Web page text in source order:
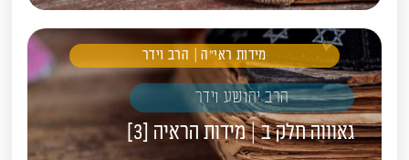
מידות ראי"ה | הרב וידר
הרב יהושע וידר
גאוווה חלק ב | מידות הראיה [3]